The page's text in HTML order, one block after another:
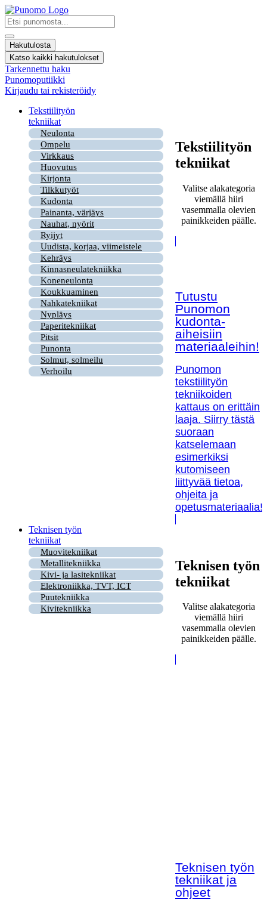
Mene
sisältöön
Search
...
Hakutulosta
Katso kaikki hakutulokset
Tarkennettu haku
Punomoputiikki
Kirjaudu tai rekisteröidy
Tekstiilityön
tekniikat
Neulonta
Ompelu
Virkkaus
Huovutus
Kirjonta
Tilkkutyöt
Kudonta
Painanta, värjäys
Nauhat, nyörit
Ryijyt
Uudista, korjaa, viimeistele
Kehräys
Kinnasneulatekniikka
Koneneulonta
Koukkuaminen
Nahkatekniikat
Nypläys
Paperitekniikat
Pitsit
Punonta
Solmut, solmeilu
Verhoilu
Tekstiilityön
tekniikat
Valitse alakategoria
viemällä hiiri
vasemmalla olevien
painikkeiden päälle.
Tutustu
Punomon
kudonta-
aiheisiin
materiaaleihin!
Punomon
tekstiilityön
tekniikoiden
kattaus on erittäin
laaja. Siirry tästä
suoraan
katselemaan
esimerkiksi
kutomiseen
liittyvää tietoa,
ohjeita ja
opetusmateriaalia!
Teknisen työn
tekniikat
Muovitekniikat
Metallitekniikka
Kivi- ja lasitekniikat
Elektroniikka, TVT, ICT
Puutekniikka
Kivitekniikka
Teknisen työn
tekniikat
Valitse alakategoria
viemällä hiiri
vasemmalla olevien
painikkeiden päälle.
Teknisen työn
tekniikat ja
ohjeet